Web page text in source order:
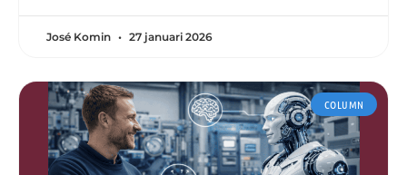
José Komin 27 januari 2026
COLUMN